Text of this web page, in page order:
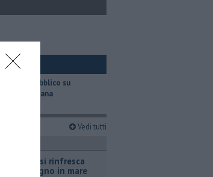
pubblico su
in Toscana
Vedi tutti
Cinghiale si rinfresca
con un bagno in mare